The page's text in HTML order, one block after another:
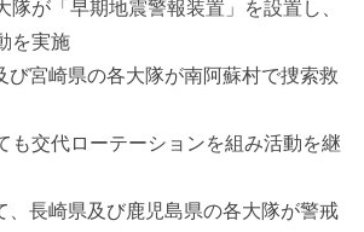
隊が「早期地震警報装置」を設置し、
を実施
び宮崎県の各大隊が南阿蘇村で捜索救
も交代ローテーションを組み活動を継
、長崎県及び鹿児島県の各大隊が警戒